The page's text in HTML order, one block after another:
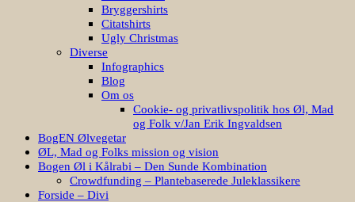
Bryggershirts
Citatshirts
Ugly Christmas
Diverse
Infographics
Blog
Om os
Cookie- og privatlivspolitik hos Øl, Mad
og Folk v/Jan Erik Ingvaldsen
BogEN Ølvegetar
ØL, Mad og Folks mission og vision
Bogen Øl i Kålrabi – Den Sunde Kombination
Crowdfunding – Plantebaserede Juleklassikere
Forside – Divi